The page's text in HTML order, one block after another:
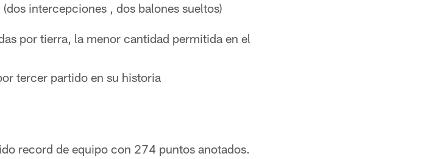
intercepciones , dos balones sueltos)
por tierra, la menor cantidad permitida en el
tercer partido en su historia
record de equipo con 274 puntos anotados.